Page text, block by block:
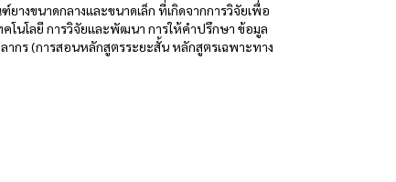
างขนาดกลางและขนาดเล็ก ที่เกิดจากการวิจัยเพื่อ
คโนโลยี การวิจัยและพัฒนา การให้คำปรึกษา ข้อมูล
ากร (การสอนหลักสูตรระยะสั้น หลักสูตรเฉพาะทาง